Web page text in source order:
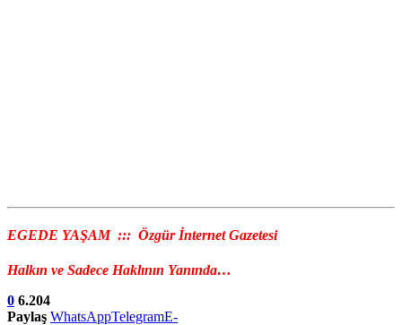
EGEDE YAŞAM ::: Özgür İnternet Gazetesi
Halkın ve Sadece Haklının Yanında…
0 6.204
Paylaş WhatsAppTelegramE-